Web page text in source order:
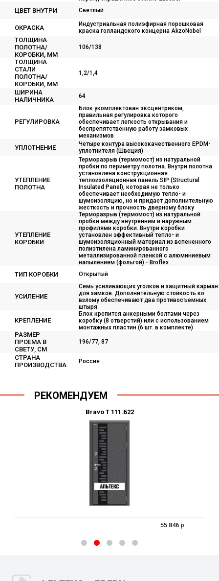
ЦВЕТ ВНУТРИ Светлый
ОКРАСКА
Индустриальная полиэфирная порошковая
краска голландского концерна AkzoNobel
ТОЛЩИНА
ПОЛОТНА/
КОРОБКИ, ММ
106/138
ТОЛЩИНА
СТАЛИ
ПОЛОТНА/
КОРОБКИ, ММ
1,2/1,4
ШИРИНА
НАЛИЧНИКА
64
РЕГУЛИРОВКА
Блок укомплектован эксцентриком,
правильная регулировка которого
обеспечивает легкость открывания и
беспрепятственную работу замковых
механизмов
УПЛОТНЕНИЕ
Четыре контура высококачественного EPDM-
уплотнителя (Швеция)
УТЕПЛЕНИЕ
ПОЛОТНА
Терморазрыв (термомост) из натуральной
пробки по периметру полотна. Внутри полотна
установлена конструкционная
теплоизоляционная панель SIP (Structural
Insulated Panel), которая не только
обеспечивает необходимую тепло- и
шумоизоляцию, но и придает дополнительную
жесткость и прочность дверному блоку
УТЕПЛЕНИЕ
КОРОБКИ
Терморазрыв (термомост) из натуральной
пробки между внутренним и наружным
профилями коробки. Внутри коробки
установлен эффективный тепло- и
шумоизоляционный материал из вспененного
полиэтилена ламинированного
металлизированной пленкой с алюминиевым
напылением (фольгой) - Broflex
ТИП КОРОБКИ Открытый
УСИЛЕНИЕ
Семь усиливающих уголков и защитный карман
для замков. Дополнительную стойкость ко
взлому обеспечивают два противосъемных
штыря
КРЕПЛЕНИЕ
Блок крепится анкерными болтами через
коробку (8 отверстий) или с использованием
монтажных пластин (6 шт. в комплекте)
РАЗМЕР
ПРОЕМА В
СВЕТУ, СМ
196/77, 87
СТРАНА
ПРОИЗВОДСТВА
Россия
РЕКОМЕНДУЕМ
Bravo T 111.Б22
55 846 р.